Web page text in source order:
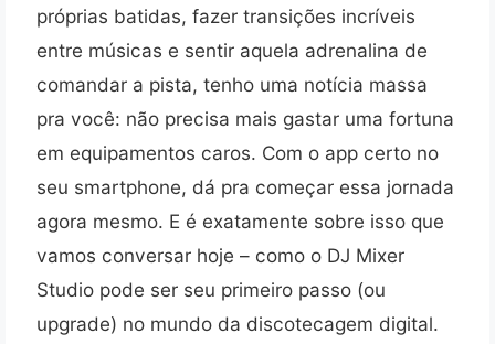
próprias batidas, fazer transições incríveis
entre músicas e sentir aquela adrenalina de
comandar a pista, tenho uma notícia massa
pra você: não precisa mais gastar uma fortuna
em equipamentos caros. Com o app certo no
seu smartphone, dá pra começar essa jornada
agora mesmo. E é exatamente sobre isso que
vamos conversar hoje – como o DJ Mixer
Studio pode ser seu primeiro passo (ou
upgrade) no mundo da discotecagem digital.